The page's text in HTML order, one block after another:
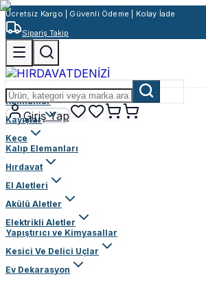
Ücretsiz Kargo | Güvenli Ödeme | Kolay İade
Sipariş Takip
Giriş Yap
Rulmanlar
Kayışlar
Keçe
Kalıp Elemanları
Hırdavat
El Aletleri
Akülü Aletler
Elektrikli Aletler
Yapıştırıcı ve Kimyasallar
Kesici Ve Delici Uçlar
Ev Dekarasyon